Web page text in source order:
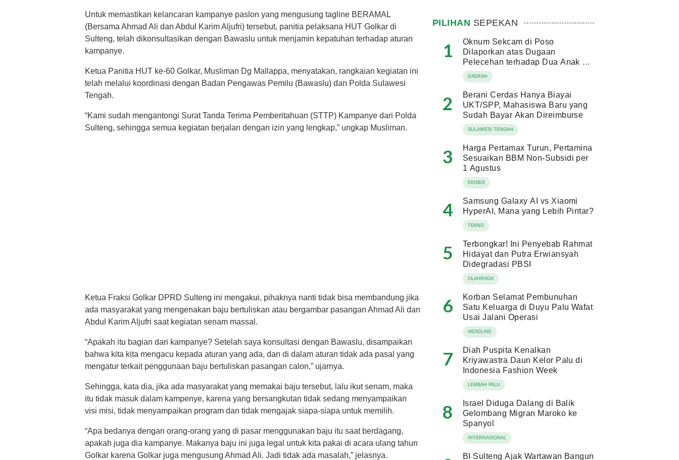
Untuk memastikan kelancaran kampanye paslon yang mengusung tagline BERAMAL
(Bersama Ahmad Ali dan Abdul Karim Aljufri) tersebut, panitia pelaksana HUT Golkar di
Sulteng, telah dikonsultasikan dengan Bawaslu untuk menjamin kepatuhan terhadap aturan
kampanye.
Ketua Panitia HUT ke-60 Golkar, Musliman Dg Mallappa, menyatakan, rangkaian kegiatan ini
telah melalui koordinasi dengan Badan Pengawas Pemilu (Bawaslu) dan Polda Sulawesi
Tengah.
“Kami sudah mengantongi Surat Tanda Terima Pemberitahuan (STTP) Kampanye dari Polda
Sulteng, sehingga semua kegiatan berjalan dengan izin yang lengkap,” ungkap Musliman.
Ketua Fraksi Golkar DPRD Sulteng ini mengakui, pihaknya nanti tidak bisa membandung jika
ada masyarakat yang mengenakan baju bertuliskan atau bergambar pasangan Ahmad Ali dan
Abdul Karim Aljufri saat kegiatan senam massal.
“Apakah itu bagian dari kampanye? Setelah saya konsultasi dengan Bawaslu, disampaikan
bahwa kita kita mengacu kepada aturan yang ada, dan di dalam aturan tidak ada pasal yang
mengatur terkait penggunaan baju bertuliskan pasangan calon,” ujarnya.
Sehingga, kata dia, jika ada masyarakat yang memakai baju tersebut, lalu ikut senam, maka
itu tidak masuk dalam kampenye, karena yang bersangkutan tidak sedang menyampaikan
visi misi, tidak menyampaikan program dan tidak mengajak siapa-siapa untuk memilih.
“Apa bedanya dengan orang-orang yang di pasar menggunakan baju itu saat berdagang,
apakah juga dia kampanye. Makanya baju ini juga legal untuk kita pakai di acara ulang tahun
Golkar karena Golkar juga mengusung Ahmad Ali. Jadi tidak ada masalah,” jelasnya.
PILIHAN SEPEKAN
1
Oknum Sekcam di Poso
Dilaporkan atas Dugaan
Pelecehan terhadap Dua Anak di
Bawah Umur
DAERAH
2
Berani Cerdas Hanya Biayai
UKT/SPP, Mahasiswa Baru yang
Sudah Bayar Akan Direimburse
SULAWESI TENGAH
3
Harga Pertamax Turun, Pertamina
Sesuaikan BBM Non-Subsidi per
1 Agustus
EKOBIS
4
Samsung Galaxy AI vs Xiaomi
HyperAI, Mana yang Lebih Pintar?
TEKNO
5
Terbongkar! Ini Penyebab Rahmat
Hidayat dan Putra Erwiansyah
Didegradasi PBSI
OLAHRAGA
6
Korban Selamat Pembunuhan
Satu Keluarga di Duyu Palu Wafat
Usai Jalani Operasi
HEADLINE
7
Diah Puspita Kenalkan
Kriyawastra Daun Kelor Palu di
Indonesia Fashion Week
LEMBAH PALU
8
Israel Diduga Dalang di Balik
Gelombang Migran Maroko ke
Spanyol
INTERNASIONAL
BI Sulteng Ajak Wartawan Bangun